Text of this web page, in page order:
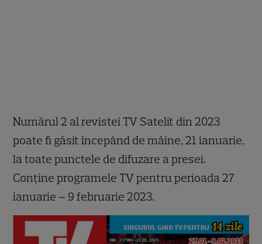
Numărul 2 al revistei TV Satelit din 2023
poate fi găsit începând de mâine, 21 ianuarie,
la toate punctele de difuzare a presei.
Conține programele TV pentru perioada 27
ianuarie – 9 februarie 2023.